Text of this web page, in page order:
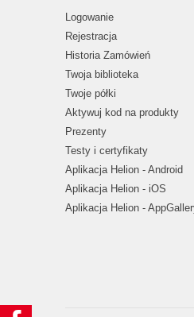
Logowanie
Rejestracja
Historia Zamówień
Twoja biblioteka
Twoje półki
Aktywuj kod na produkty
Prezenty
Testy i certyfikaty
Aplikacja Helion - Android
Aplikacja Helion - iOS
Aplikacja Helion -